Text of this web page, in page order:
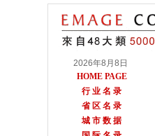
2026年8月8日
HOME PAGE
行 业 名 录
省 区 名 录
城 市 数 据